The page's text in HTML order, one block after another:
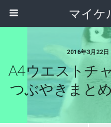
マイケ
2016年3月22
A4ウエストチ
つぶやきまと